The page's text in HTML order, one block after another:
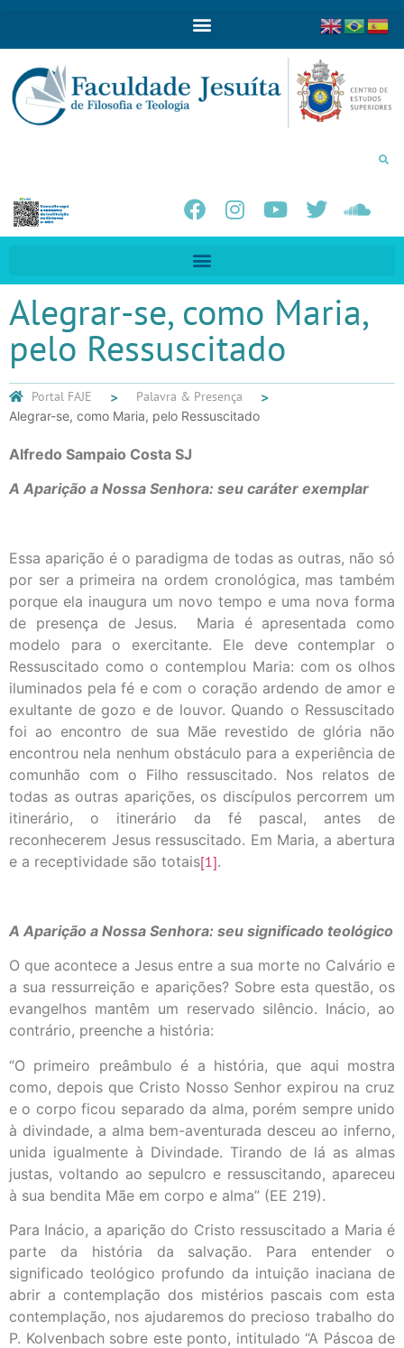
Alegrar-se, como Maria,
pelo Ressuscitado
Portal FAJE Palavra & Presença
Alegrar-se, como Maria, pelo Ressuscitado
Alfredo Sampaio Costa SJ
A Aparição a Nossa Senhora: seu caráter exemplar
Essa aparição é o paradigma de todas as outras, não só
por ser a primeira na ordem cronológica, mas também
porque ela inaugura um novo tempo e uma nova forma
de presença de Jesus. Maria é apresentada como
modelo para o exercitante. Ele deve contemplar o
Ressuscitado como o contemplou Maria: com os olhos
iluminados pela fé e com o coração ardendo de amor e
exultante de gozo e de louvor. Quando o Ressuscitado
foi ao encontro de sua Mãe revestido de glória não
encontrou nela nenhum obstáculo para a experiência de
comunhão com o Filho ressuscitado. Nos relatos de
todas as outras aparições, os discípulos percorrem um
itinerário, o itinerário da fé pascal, antes de
reconhecerem Jesus ressuscitado. Em Maria, a abertura
e a receptividade são totais[1].
A Aparição a Nossa Senhora: seu significado teológico
O que acontece a Jesus entre a sua morte no Calvário e
a sua ressurreição e aparições? Sobre esta questão, os
evangelhos mantêm um reservado silêncio. Inácio, ao
contrário, preenche a história:
“O primeiro preâmbulo é a história, que aqui mostra
como, depois que Cristo Nosso Senhor expirou na cruz
e o corpo ficou separado da alma, porém sempre unido
à divindade, a alma bem-aventurada desceu ao inferno,
unida igualmente à Divindade. Tirando de lá as almas
justas, voltando ao sepulcro e ressuscitando, apareceu
à sua bendita Mãe em corpo e alma” (EE 219).
Para Inácio, a aparição do Cristo ressuscitado a Maria é
parte da história da salvação. Para entender o
significado teológico profundo da intuição inaciana de
abrir a contemplação dos mistérios pascais com esta
contemplação, nos ajudaremos do precioso trabalho do
P. Kolvenbach sobre este ponto, intitulado “A Páscoa de